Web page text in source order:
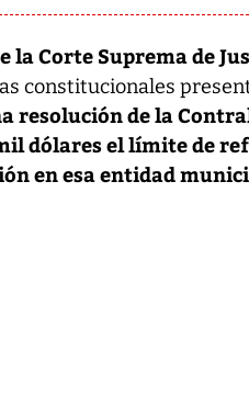
la Corte Suprema de
constitucionales
resolución de la
dólares el límite de
en esa entidad